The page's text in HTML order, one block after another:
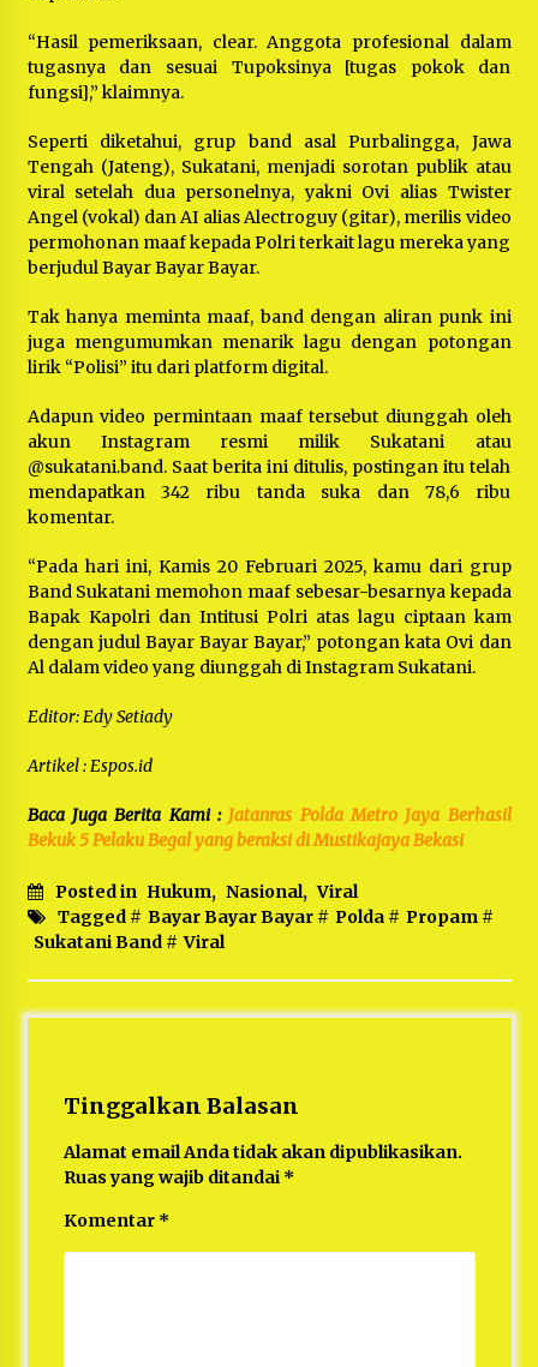
“Hasil pemeriksaan, clear. Anggota profesional dalam
tugasnya dan sesuai Tupoksinya [tugas pokok dan
fungsi],” klaimnya.
Seperti diketahui, grup band asal Purbalingga, Jawa
Tengah (Jateng), Sukatani, menjadi sorotan publik atau
viral setelah dua personelnya, yakni Ovi alias Twister
Angel (vokal) dan AI alias Alectroguy (gitar), merilis video
permohonan maaf kepada Polri terkait lagu mereka yang
berjudul Bayar Bayar Bayar.
Tak hanya meminta maaf, band dengan aliran punk ini
juga mengumumkan menarik lagu dengan potongan
lirik “Polisi” itu dari platform digital.
Adapun video permintaan maaf tersebut diunggah oleh
akun Instagram resmi milik Sukatani atau
@sukatani.band. Saat berita ini ditulis, postingan itu telah
mendapatkan 342 ribu tanda suka dan 78,6 ribu
komentar.
“Pada hari ini, Kamis 20 Februari 2025, kamu dari grup
Band Sukatani memohon maaf sebesar-besarnya kepada
Bapak Kapolri dan Intitusi Polri atas lagu ciptaan kam
dengan judul Bayar Bayar Bayar,” potongan kata Ovi dan
Al dalam video yang diunggah di Instagram Sukatani.
Editor: Edy Setiady
Artikel : Espos.id
Baca Juga Berita Kami : Jatanras Polda Metro Jaya Berhasil
Bekuk 5 Pelaku Begal yang beraksi di Mustikajaya Bekasi
Posted in Hukum, Nasional, Viral
Tagged # Bayar Bayar Bayar# Polda# Propam #
Sukatani Band# Viral
Tinggalkan Balasan
Alamat email Anda tidak akan dipublikasikan.
Ruas yang wajib ditandai *
Komentar *